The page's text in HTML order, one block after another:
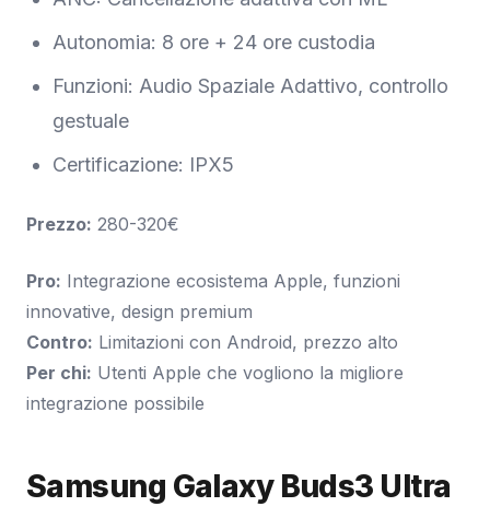
Autonomia: 8 ore + 24 ore custodia
Funzioni: Audio Spaziale Adattivo, controllo
gestuale
Certificazione: IPX5
Prezzo: 280-320€
Pro: Integrazione ecosistema Apple, funzioni
innovative, design premium
Contro: Limitazioni con Android, prezzo alto
Per chi: Utenti Apple che vogliono la migliore
integrazione possibile
Samsung Galaxy Buds3 Ultra